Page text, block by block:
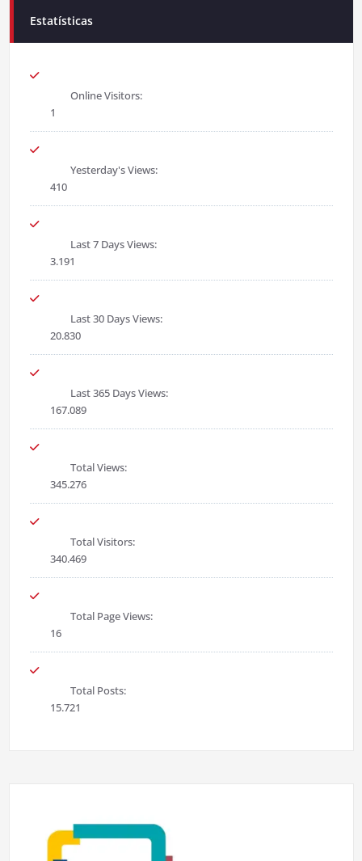
Estatísticas
Online Visitors:
1
Yesterday's Views:
410
Last 7 Days Views:
3.191
Last 30 Days Views:
20.830
Last 365 Days Views:
167.089
Total Views:
345.276
Total Visitors:
340.469
Total Page Views:
16
Total Posts:
15.721